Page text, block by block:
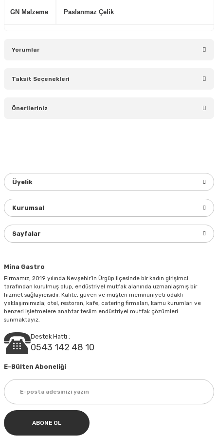
GN Malzeme Paslanmaz Çelik
Yorumlar
Taksit Seçenekleri
Önerileriniz
Ürün bilgilerinde hatalar bulunuyor.
Bu ürüne benzer farklı alternatifler olmalı.
Gönder
Mina Gastro
Firmamız, 2019 yılında Nevşehir’in Ürgüp ilçesinde bir kadın girişimci
tarafından kurulmuş olup, endüstriyel mutfak alanında uzmanlaşmış bir
hizmet sağlayıcısıdır. Kalite, güven ve müşteri memnuniyeti odaklı
yaklaşımımızla; otel, restoran, kafe, catering firmaları, kamu kurumları ve
benzeri işletmelere anahtar teslim endüstriyel mutfak çözümleri
sunmaktayız.
Destek Hattı :
0543 142 48 10
Üyelik
Kurumsal
Sayfalar
E-Bülten Aboneliği
ABONE OL